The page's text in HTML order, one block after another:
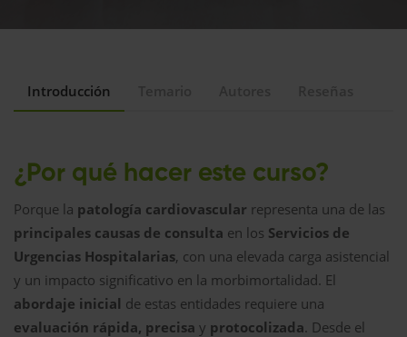
Introducción
¿Por qué hacer este curso?
Porque la patología cardiovascular representa una de las
principales causas de consulta en los Servicios de
Urgencias Hospitalarias, con una elevada carga asistencial
y un impacto significativo en la morbimortalidad. El
abordaje inicial de estas entidades requiere una
evaluación rápida, precisa y protocolizada. Desde el